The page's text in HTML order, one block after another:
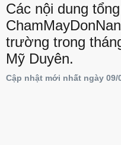
Các nội dung
trường trong
Mỹ Duyên.
Cập nhật mới nhất ngày 09/